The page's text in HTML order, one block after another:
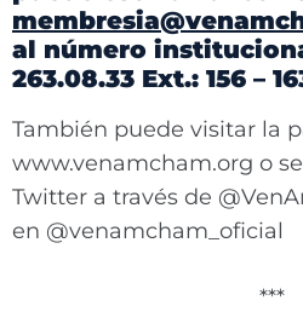
al número
263.08.33 Ext.: 156 –
También puede visitar la
www.venamcham.org o
Twitter a través de
en @venamcham_oficial
***